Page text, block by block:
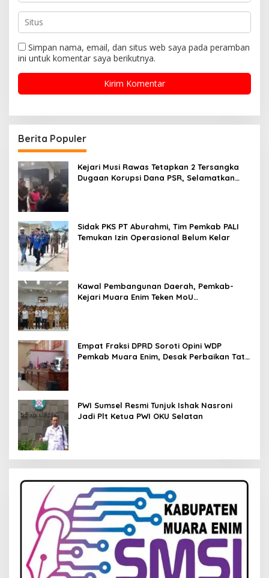
Simpan nama, email, dan situs web saya pada peramban
ini untuk komentar saya berikutnya.
Berita Populer
Kejari Musi Rawas Tetapkan 2 Tersangka
Dugaan Korupsi Dana PSR, Selamatkan
Sidak PKS PT Aburahmi, Tim Pemkab PALI
Temukan Izin Operasional Belum Kelar
Kawal Pembangunan Daerah, Pemkab-
Kejari Muara Enim Teken MoU
Empat Fraksi DPRD Soroti Opini WDP
Pemkab Muara Enim, Desak Perbaikan Tata
PWI Sumsel Resmi Tunjuk Ishak Nasroni
Jadi Plt Ketua PWI OKU Selatan